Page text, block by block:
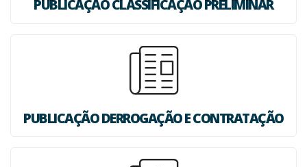
PUBLICAÇÃO CLASSIFICAÇÃO PRELIMINAR
PUBLICAÇÃO DERROGAÇÃO E CONTRATAÇÃO